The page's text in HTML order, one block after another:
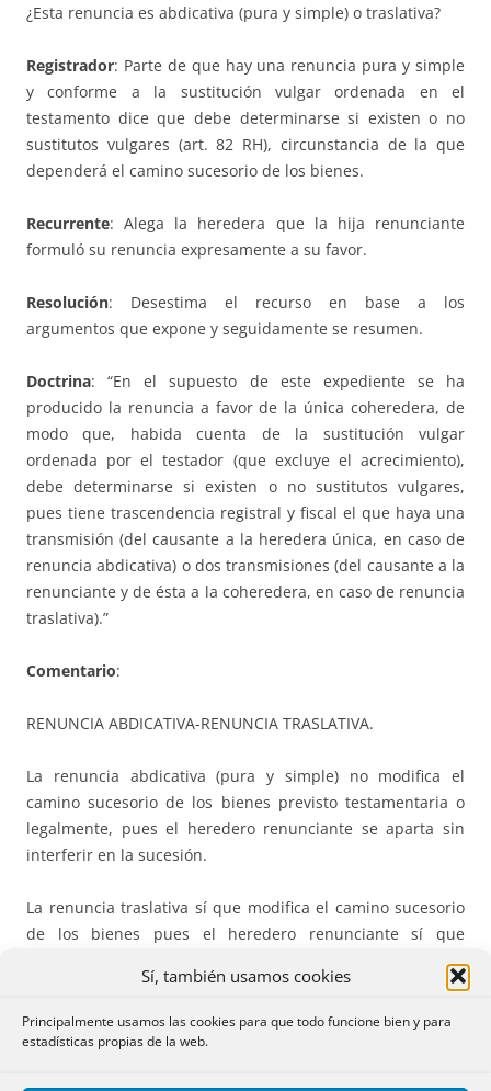
Sí, también usamos cookies
Principalmente usamos las cookies para que todo funcione bien y para
estadísticas propias de la web.
¿Esta renuncia es abdicativa (pura y simple) o traslativa?
Registrador: Parte de que hay una renuncia pura y simple
y conforme a la sustitución vulgar ordenada en el
testamento dice que debe determinarse si existen o no
sustitutos vulgares (art. 82 RH), circunstancia de la que
dependerá el camino sucesorio de los bienes.
Recurrente: Alega la heredera que la hija renunciante
formuló su renuncia expresamente a su favor.
Resolución: Desestima el recurso en base a los
argumentos que expone y seguidamente se resumen.
Doctrina: “En el supuesto de este expediente se ha
producido la renuncia a favor de la única coheredera, de
modo que, habida cuenta de la sustitución vulgar
ordenada por el testador (que excluye el acrecimiento),
debe determinarse si existen o no sustitutos vulgares,
pues tiene trascendencia registral y fiscal el que haya una
transmisión (del causante a la heredera única, en caso de
renuncia abdicativa) o dos transmisiones (del causante a la
renunciante y de ésta a la coheredera, en caso de renuncia
traslativa).”
Comentario:
RENUNCIA ABDICATIVA-RENUNCIA TRASLATIVA.
La renuncia abdicativa (pura y simple) no modifica el
camino sucesorio de los bienes previsto testamentaria o
legalmente, pues el heredero renunciante se aparta sin
interferir en la sucesión.
La renuncia traslativa sí que modifica el camino sucesorio
de los bienes pues el heredero renunciante sí que
interfiere en la sucesión porque determina el beneficiario
de su renuncia, el cual adquirirá la porción renunciada del
heredero renunciante y no del causante de la herencia.